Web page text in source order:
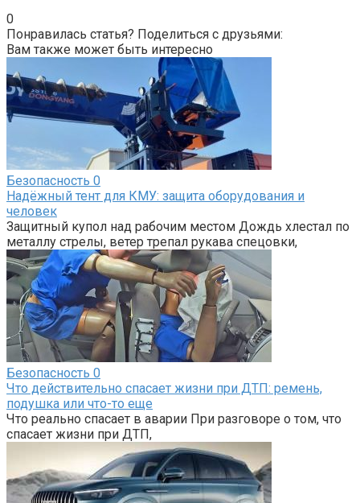
0
Понравилась статья? Поделиться с друзьями:
Вам также может быть интересно
Безопасность 0
Надёжный тент для КМУ: защита оборудования и
человек
Защитный купол над рабочим местом Дождь хлестал по
металлу стрелы, ветер трепал рукава спецовки,
Безопасность 0
Что действительно спасает жизни при ДТП: ремень,
подушка или что-то еще
Что реально спасает в аварии При разговоре о том, что
спасает жизни при ДТП,